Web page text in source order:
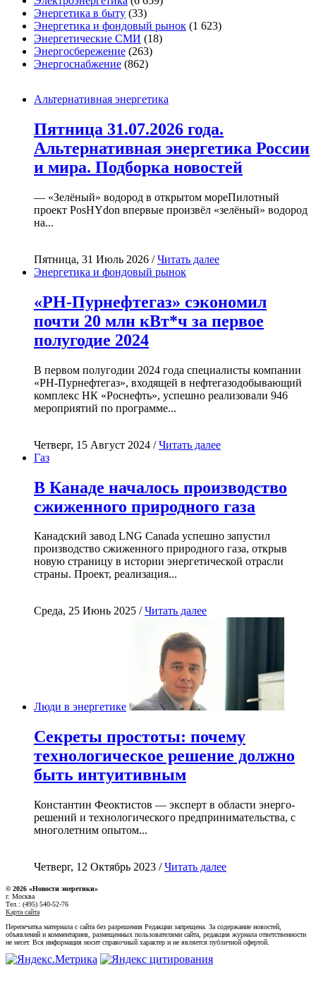
Энергетика в быту (33)
Энергетика и фондовый рынок (1 623)
Энергетические СМИ (18)
Энергосбережение (263)
Энергоснабжение (862)
Альтернативная энергетика
Пятница 31.07.2026 года.
Альтернативная энергетика России
и мира. Подборка новостей
— «Зелёный» водород в открытом мореПилотный
проект PosHYdon впервые произвёл «зелёный» водород
на...
Пятница, 31 Июль 2026 /Читать далее
Энергетика и фондовый рынок
«РН-Пурнефтегаз» сэкономил
почти 20 млн кВт*ч за первое
полугодие 2024
В первом полугодии 2024 года специалисты компании
«РН-Пурнефтегаз», входящей в нефтегазодобывающий
комплекс НК «Роснефть», успешно реализовали 946
мероприятий по программе...
Четверг, 15 Август 2024 /Читать далее
Газ
В Канаде началось производство
сжиженного природного газа
Канадский завод LNG Canada успешно запустил
производство сжиженного природного газа, открыв
новую страницу в истории энергетической отрасли
страны. Проект, реализация...
Среда, 25 Июнь 2025 /Читать далее
Люди в энергетике
Секреты простоты: почему
технологическое решение должно
быть интуитивным
Константин Феоктистов — эксперт в области энерго-
решений и технологического предпринимательства, с
многолетним опытом...
Четверг, 12 Октябрь 2023 /Читать далее
© 2026 «Новости энеретики»
г. Москва
Тел.: (495) 540-52-76
Карта сайта
Перепечатка материала с сайта без разрешения Редакции запрещена. За содержание новостей,
объявлений и комментариев, размещенных пользователями сайта, редакция журнала ответственности
не несет. Вся информация носит справочный характер и не является публичной офертой.